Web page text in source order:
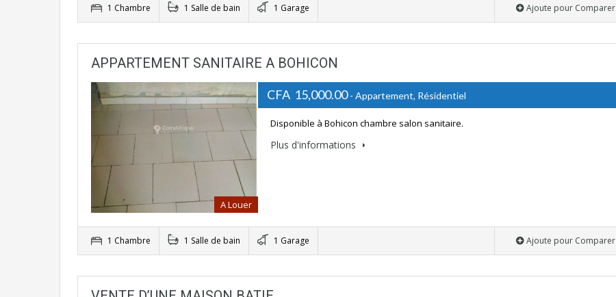
1 Chambre 1 Salle de bain 1 Garage Ajoute pour Comparer
APPARTEMENT SANITAIRE A BOHICON
A Louer
CFA 15,000.00- Appartement, Résidentiel
Disponible à Bohicon chambre salon sanitaire.
Plus d'informations
1 Chambre 1 Salle de bain 1 Garage Ajoute pour Comparer